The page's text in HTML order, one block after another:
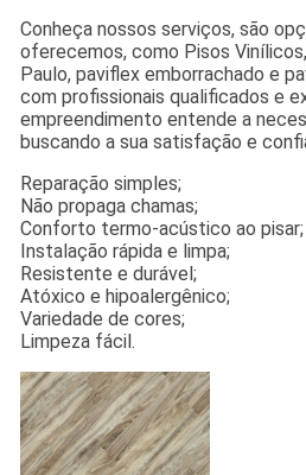
Conheça nossos serviços, são
oferecemos, como Pisos
Paulo, paviflex emborrachado e
com profissionais qualificados e
empreendimento entende a
buscando a sua satisfação e
Reparação simples;
Não propaga chamas;
Conforto termo-acústico ao pisar;
Instalação rápida e limpa;
Resistente e durável;
Atóxico e hipoalergênico;
Variedade de cores;
Limpeza fácil.